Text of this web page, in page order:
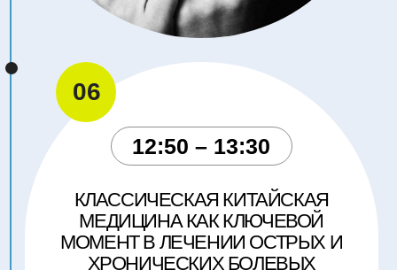
Зарегистрироваться
Нажимая на кнопку, вы даете согласие на обработку своих
персональных данных и соглашаетесь сполитикой